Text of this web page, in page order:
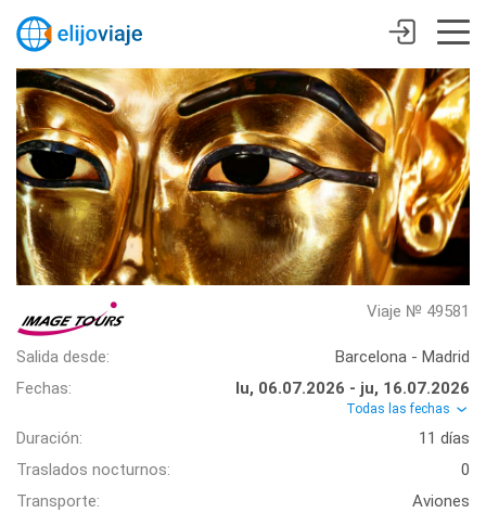
Viaje № 49581
Salida desde:
Barcelona - Madrid
Fechas:
lu, 06.07.2026 - ju, 16.07.2026
Todas las fechas
Duración:
11 días
Traslados nocturnos:
0
Transporte:
Aviones